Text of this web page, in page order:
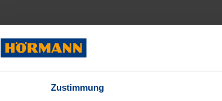
Zustimmung